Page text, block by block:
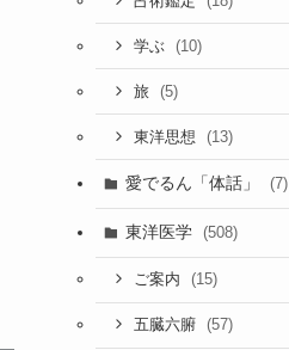
学ぶ (10)
旅 (5)
東洋思想 (13)
愛でるん「体話」 (7)
東洋医学 (508)
ご案内 (15)
五臓六腑 (57)